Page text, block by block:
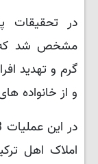
در تحقیقات
مشخص شد که
گرم و تهدید
و از خانواده
املاک اهل